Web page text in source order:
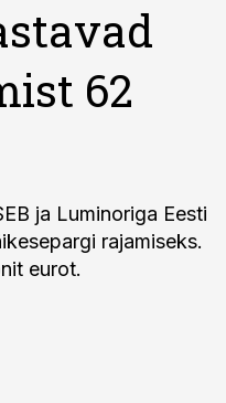
62
ja Luminoriga Eesti
rajamiseks.
eurot.